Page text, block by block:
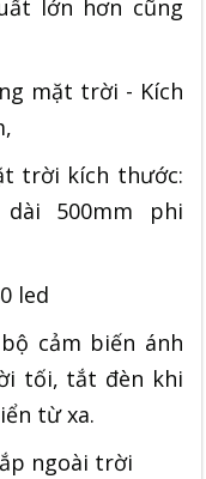
lớn hơn cũng
mặt trời - Kích
trời kích thước:
dài 500mm phi
led
cảm biến ánh
tối, tắt đèn khi
từ xa.
ngoài trời